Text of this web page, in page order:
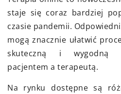
staje się coraz bardziej
czasie pandemii.
mogą znacznie ułatwić
skuteczną i wygodną
pacjentem a terapeutą.
Na rynku dostępne są